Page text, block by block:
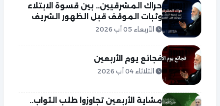
حراك المشرقيين.. بين قسوة الابتلاء
وثبات الموقف قبل الظهور الشريف
الأربعاء 05 آب 2026
فجائع يوم الأربعين
الثلاثاء 04 آب 2026
مشاية الأربعين تجاوزوا طلب الثواب..